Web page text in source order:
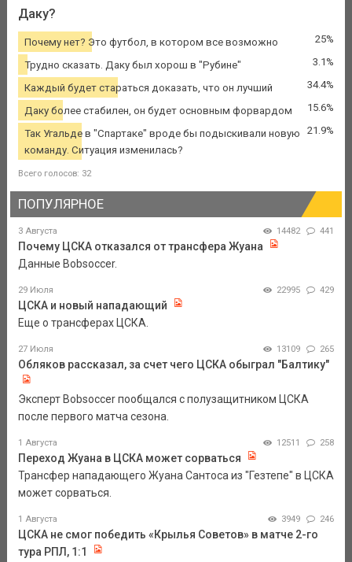
Даку?
Почему нет? Это футбол, в котором все возможно 25%
Трудно сказать. Даку был хорош в "Рубине" 3.1%
Каждый будет стараться доказать, что он лучший 34.4%
Даку более стабилен, он будет основным форвардом 15.6%
Так Угальде в "Спартаке" вроде бы подыскивали новую
команду. Ситуация изменилась?
21.9%
Всего голосов: 32
ПОПУЛЯРНОЕ
3 Августа 14482 441
Почему ЦСКА отказался от трансфера Жуана
Данные Bobsoccer.
29 Июля 22995 429
ЦСКА и новый нападающий
Еще о трансферах ЦСКА.
27 Июля 13109 265
Обляков рассказал, за счет чего ЦСКА обыграл "Балтику"
Эксперт Bobsoccer пообщался с полузащитником ЦСКА
после первого матча сезона.
1 Августа 12511 258
Переход Жуана в ЦСКА может сорваться
Трансфер нападающего Жуана Сантоса из "Гезтепе" в ЦСКА
может сорваться.
1 Августа 3949 246
ЦСКА не смог победить «Крылья Советов» в матче 2-го
тура РПЛ, 1:1